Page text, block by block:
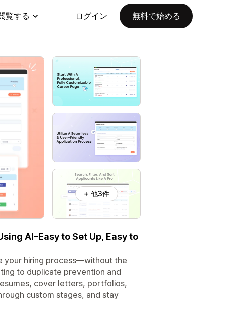
覧する ログイン 無料で始める
+ 他3件
AI–Easy to Set Up, Easy to
your hiring process—without the
to duplicate prevention and
cover letters, portfolios,
custom stages, and stay